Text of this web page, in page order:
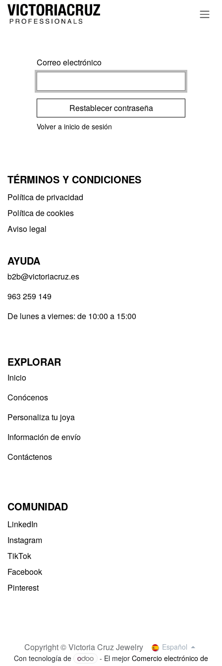
Ir al contenido
Correo electrónico
Restablecer contraseña
Volver a inicio de sesión
TÉRMINOS Y CONDICIONES
Política de privacidad​
Política de cookies
Aviso legal
AYUDA
b2b@victoriacruz.es
963 259 149
De lunes a viernes: de 10:00 a 15:00
EXPLORAR
Inicio
Conócenos
Personaliza tu joya
Información de envío
Contáctenos
COMUNIDAD
LinkedIn
Instagram
TikTok
Facebook
Pinterest
Copyright © Victoria Cruz Jewelry
Español
Con tecnología de
- El mejor Comercio electrónico de